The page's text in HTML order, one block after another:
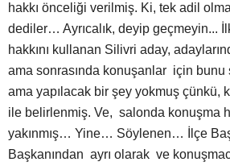
hakkı önceliği verilmiş. Ki, tek adil
dediler… Ayrıcalık, deyip geçmeyin...
hakkını kullanan Silivri aday,
ama sonrasında konuşanlar için bunu
ama yapılacak bir şey yokmuş çünkü,
ile belirlenmiş. Ve, salonda konuşma
yakınmış… Yine… Söylenen… İlçe
Başkanından ayrı olarak ve